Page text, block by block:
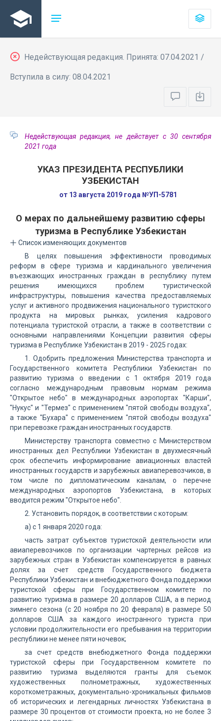
Недействующая редакция. Принята: 07.04.2021 /
Вступила в силу: 08.04.2021
Недействующая редакция, не действует с 30 сентября
2021 года
УКАЗ ПРЕЗИДЕНТА РЕСПУБЛИКИ
УЗБЕКИСТАН
от 13 августа 2019 года №УП-5781
О мерах по дальнейшему развитию сферы
туризма в Республике Узбекистан
Список изменяющих документов
В целях повышения эффективности проводимых
реформ в сфере туризма и кардинального увеличения
въезжающих иностранных граждан в республику путем
решения имеющихся проблем туристической
инфраструктуры, повышения качества предоставляемых
услуг и активного продвижения национального туристского
продукта на мировых рынках, усиления кадрового
потенциала туристской отрасли, а также в соответствии с
основными направлениями Концепции развития сферы
туризма в Республике Узбекистан в 2019 - 2025 годах:
1. Одобрить предложения Министерства транспорта и
Государственного комитета Республики Узбекистан по
развитию туризма о введении с 1 октября 2019 года
согласно международным правовым нормам режима
"Открытое небо" в международных аэропортах "Карши",
"Нукус" и "Термез" с применением "пятой свободы воздуха",
а также "Бухара" с применением "пятой свободы воздуха"
при перевозке граждан иностранных государств.
Министерству транспорта совместно с Министерством
иностранных дел Республики Узбекистан в двухмесячный
срок обеспечить информирование авиационных властей
иностранных государств и зарубежных авиаперевозчиков, в
том числе по дипломатическим каналам, о перечне
международных аэропортов Узбекистана, в которых
вводится режим "Открытое небо".
2. Установить порядок, в соответствии с которым:
а) с 1 января 2020 года:
часть затрат субъектов туристской деятельности или
авиаперевозчиков по организации чартерных рейсов из
зарубежных стран в Узбекистан компенсируется в равных
долях за счет средств Государственного бюджета
Республики Узбекистан и внебюджетного Фонда поддержки
туристской сферы при Государственном комитете по
развитию туризма в размере 20 долларов США, а в период
зимнего сезона (с 20 ноября по 20 февраля) в размере 50
долларов США за каждого иностранного туриста при
условии продолжительности его пребывания на территории
республики не менее пяти ночевок;
за счет средств внебюджетного Фонда поддержки
туристской сферы при Государственном комитете по
развитию туризма выделяются гранты для съемок
художественных полнометражных, художественных
короткометражных, документально-хроникальных фильмов
об исторических и легендарных личностях Узбекистана в
размере 30 процентов от стоимости проекта, но не более 3